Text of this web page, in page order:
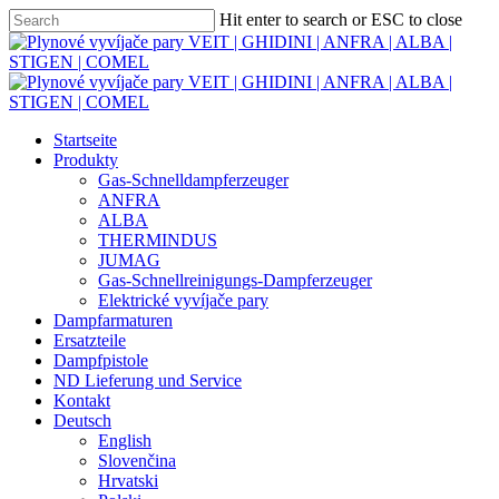
Skip
to
main
content
Hit enter to search or ESC to close
Close
Search
Menu
Startseite
Produkty
Gas-Schnelldampferzeuger
ANFRA
ALBA
THERMINDUS
JUMAG
Gas-Schnellreinigungs-Dampferzeuger
Elektrické vyvíjače pary
Dampfarmaturen
Ersatzteile
Dampfpistole
ND Lieferung und Service
Kontakt
Deutsch
English
Slovenčina
Hrvatski